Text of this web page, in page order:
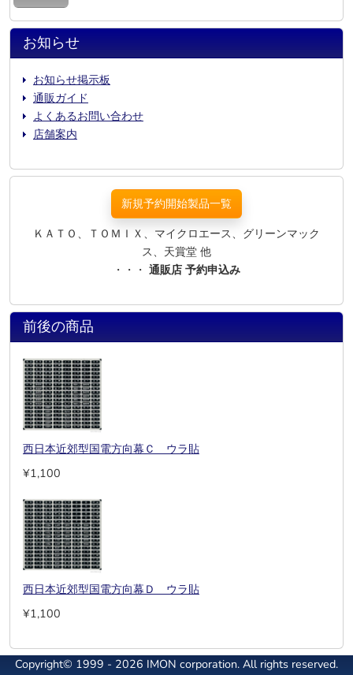
お知らせ
お知らせ掲示板
通販ガイド
よくあるお問い合わせ
店舗案内
新規予約開始製品一覧
ＫＡＴＯ、ＴＯＭＩＸ、マイクロエース、グリーンマック
ス、天賞堂 他
・・・ 通販店 予約申込み
前後の商品
西日本近郊型国電方向幕Ｃ ウラ貼
¥1,100
西日本近郊型国電方向幕Ｄ ウラ貼
¥1,100
Copyright© 1999 - 2026 IMON corporation. All rights reserved.